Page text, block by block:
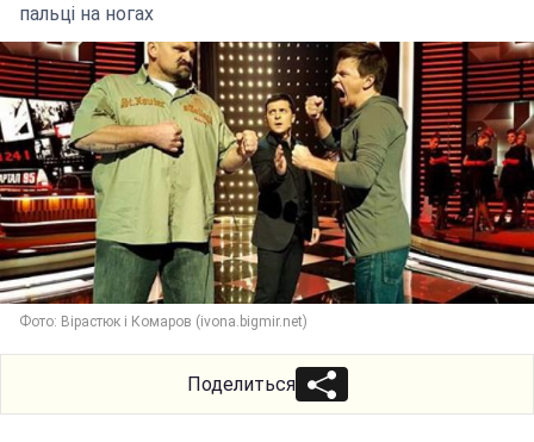
пальці на ногах
Фото: Вірастюк і Комаров (ivona.bigmir.net)
Поделиться